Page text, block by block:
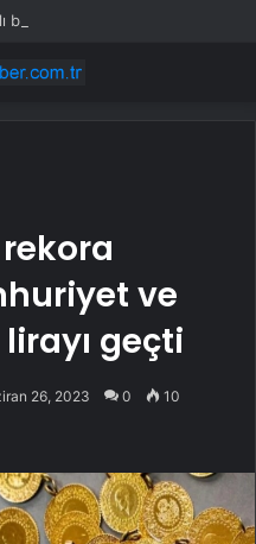
bina çöktü
ve
geçti
26, 2023 0 10